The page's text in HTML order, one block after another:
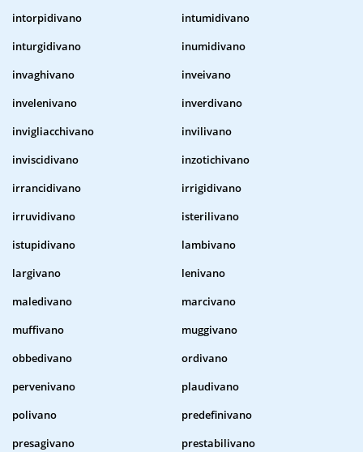
intorpidivano
intumidivano
inturgidivano
inumidivano
invaghivano
inveivano
invelenivano
inverdivano
invigliacchivano
invilivano
inviscidivano
inzotichivano
irrancidivano
irrigidivano
irruvidivano
isterilivano
istupidivano
lambivano
largivano
lenivano
maledivano
marcivano
muffivano
muggivano
obbedivano
ordivano
pervenivano
plaudivano
polivano
predefinivano
presagivano
prestabilivano